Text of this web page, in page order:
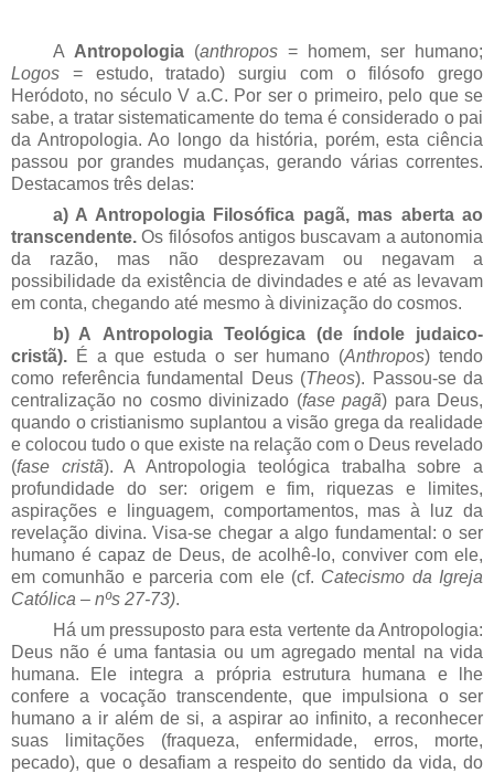
A Antropologia(anthropos= homem, ser humano;
Logos = estudo, tratado) surgiu com o filósofo grego
Heródoto, no século V a.C. Por ser o primeiro, pelo que se
sabe, a tratar sistematicamente do tema é considerado o pai
da Antropologia. Ao longo da história, porém, esta ciência
passou por grandes mudanças, gerando várias correntes.
Destacamos três delas:
a) A Antropologia Filosófica pagã, mas aberta ao
transcendente.Os filósofos antigos buscavam a autonomia
da razão, mas não desprezavam ou negavam a
possibilidade da existência de divindades e até as levavam
em conta, chegando até mesmo à divinização do cosmos.
b) A
Antropologia Teológica (de índole judaico-
cristã). É a que estuda o ser humano (Anthropos) tendo
como referência fundamental Deus (Theos). Passou-se da
centralização no cosmo divinizado (fase pagã) para Deus,
quando o cristianismo suplantou a visão grega da realidade
e colocou tudo o que existe na relação com o Deus revelado
(fase cristã). A Antropologia teológica trabalha sobre a
profundidade do ser: origem e fim, riquezas e limites,
aspirações e linguagem, comportamentos, mas à luz da
revelação divina. Visa-se chegar a algo fundamental: o ser
humano é capaz de Deus, de acolhê-lo, conviver com ele,
em comunhão e parceria com ele (cf. Catecismo da Igreja
Católica – nºs 27-73).
Há um pressuposto para esta vertente da Antropologia:
Deus não é uma fantasia ou um agregado mental na vida
humana. Ele integra a própria estrutura humana e lhe
confere a vocação transcendente, que impulsiona o ser
humano a ir além de si, a aspirar ao infinito, a reconhecer
suas limitações (fraqueza, enfermidade, erros, morte,
pecado), que o desafiam a respeito do sentido da vida, do